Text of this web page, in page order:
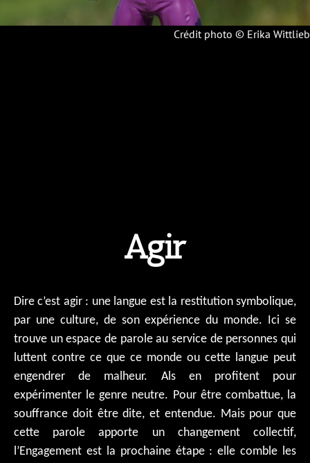
Crédit photo © Erika Wittlieb
Agir
Dire c’est agir : une langue est la restitution symbolique,
par une culture, de son expérience du monde. Ici se
trouve un espace de parole au service de personnes qui
luttent contre ce que ce monde ou cette langue peut
engendrer de malheur. Als en profitent pour
expérimenter le genre neutre. Pour être combattue, la
souffrance doit être dite, et entendue. Mais pour que
cette parole apporte un changement collectif,
l’Engagement est la prochaine étape : elle comble les